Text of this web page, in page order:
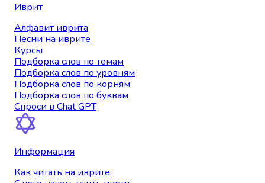
Иврит
Алфавит иврита
Песни на иврите
Курсы
Подборка слов по темам
Подборка слов по уровням
Подборка слов по корням
Подборка слов по буквам
Спроси в Chat GPT
Информация
Как читать на иврите